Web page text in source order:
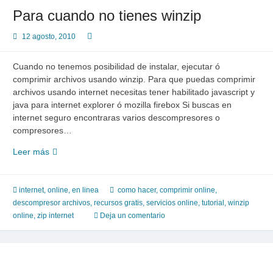
Para cuando no tienes winzip
12 agosto, 2010
Cuando no tenemos posibilidad de instalar, ejecutar ó
comprimir archivos usando winzip. Para que puedas comprimir
archivos usando internet necesitas tener habilitado javascript y
java para internet explorer ó mozilla firebox Si buscas en
internet seguro encontraras varios descompresores o
compresores…
Leer másPara
tienes
winzip
internet, online, en linea como hacer, comprimir online,
descompresor archivos, recursos gratis, servicios online, tutorial , winzip
online, zip internet Deja un comentario